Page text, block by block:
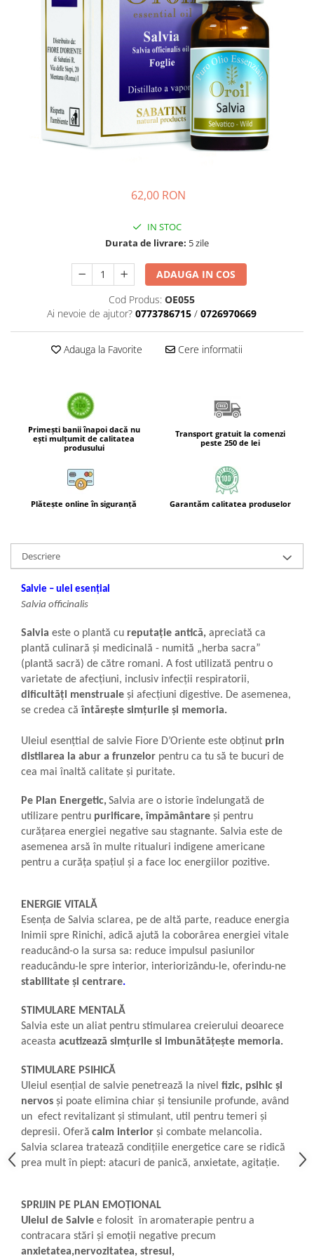
Bețișoare Chakra
Colonie Chakra
Ulei pentru Masaj Chakra
Săpun Chakra
Seturi Chakra
Gel duș
Bețișoarele Zânelor
Suporturi pentru Bețișoare
Accesorii pentru Ceai
Împotriva Insectelor
Parfumuri
Parfumuri în Alcool
Parfumuri în Ulei
Rășini Prețioase, Lemne Aromatice
și Arzătoare
Spray Bio pentru Ambient
Unt de Karitè - Unt de Shea
Săpunuri
Produse
Termeni si Conditii
Boluri Tibetane
Accesorii
Produse
62,00 RON
IN STOC
Durata de livrare: 5 zile
ADAUGA IN COS
Cod Produs: OE055
Ai nevoie de ajutor? 0773786715 / 0726970669
Adauga la Favorite Cere informatii
Primești banii înapoi dacă nu
ești mulțumit de calitatea
produsului
Transport gratuit la comenzi
peste 250 de lei
Plătește online în siguranță Garantăm calitatea produselor
Descriere
Salvie – ulei esențial
Salvia officinalis
Salvia este o plantă cu reputație antică, apreciată ca
plantă culinară și medicinală - numită „herba sacra”
(plantă sacră) de către romani. A fost utilizată pentru o
varietate de afecțiuni, inclusiv infecții respiratorii,
dificultăți menstruale și afecțiuni digestive. De asemenea,
se credea căîntărește simțurile și memoria.
Uleiul esențtial de salvie Fiore D’Oriente este obținut prin
distilarea la abur a frunzelor pentru ca tu să te bucuri de
cea mai înaltă calitate și puritate.
Pe Plan Energetic,Salvia are o istorie îndelungată de
utilizare pentru purificare, împământare și pentru
curățarea energiei negative sau stagnante. Salvia este de
asemenea arsă în multe ritualuri indigene americane
pentru a curăța spațiul și a face loc energiilor pozitive.
ENERGIE VITALĂ
Esența de Salvia sclarea, pe de altă parte, readuce energia
Inimii spre Rinichi, adică ajută la coborârea energiei vitale
readucând-o la sursa sa: reduce impulsul pasiunilor
readucându-le spre interior, interiorizându-le, oferindu-ne
stabilitate și centrare.
STIMULARE MENTALĂ
Salvia este un aliat pentru stimularea creierului deoarece
aceasta acutizează simțurile si imbunătățește memoria.
STIMULARE PSIHICĂ
Uleiul esențial de salvie penetrează la nivel fizic, psihic și
nervos și poate elimina chiar și tensiunile profunde, având
un efect revitalizant și stimulant, util pentru temeri și
depresii. Oferă calm interior și combate melancolia.
Salvia sclarea tratează condițiile energetice care se ridică
prea mult în piept: atacuri de panică, anxietate, agitație.
SPRIJIN PE PLAN EMOȚIONAL
Uleiul de Salvie e folosit în aromaterapie pentru a
contracara stări și emoții negative precum
anxietatea,nervozitatea, stresul,